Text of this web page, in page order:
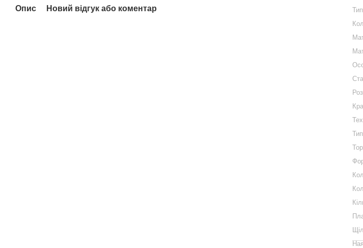
Опис Новий відгук або коментар Тип